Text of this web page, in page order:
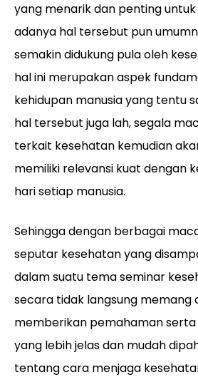
yang menarik dan penting untuk
adanya hal tersebut pun
semakin didukung pula oleh
hal ini merupakan aspek
kehidupan manusia yang tentu
hal tersebut juga lah, segala
terkait kesehatan kemudian
memiliki relevansi kuat dengan
hari setiap manusia.
Sehingga dengan berbagai
seputar kesehatan yang
dalam suatu tema seminar
secara tidak langsung memang
memberikan pemahaman serta
yang lebih jelas dan mudah
tentang cara menjaga